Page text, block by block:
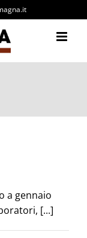
a gennaio
[...]